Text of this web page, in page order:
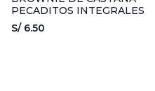
PECADITOS INTEGRALES
S/ 6.50